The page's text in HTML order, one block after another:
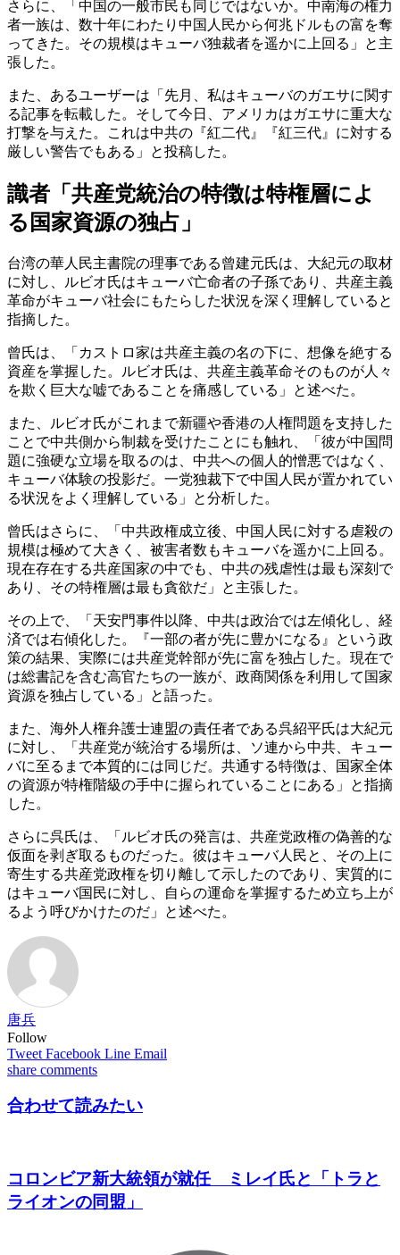
さらに、「中国の一般市民も同じではないか。中南海の権力
者一族は、数十年にわたり中国人民から何兆ドルもの富を奪
ってきた。その規模はキューバ独裁者を遥かに上回る」と主
張した。
また、あるユーザーは「先月、私はキューバのガエサに関す
る記事を転載した。そして今日、アメリカはガエサに重大な
打撃を与えた。これは中共の『紅二代』『紅三代』に対する
厳しい警告でもある」と投稿した。
識者「共産党統治の特徴は特権層によ
る国家資源の独占」
台湾の華人民主書院の理事である曾建元氏は、大紀元の取材
に対し、ルビオ氏はキューバ亡命者の子孫であり、共産主義
革命がキューバ社会にもたらした状況を深く理解していると
指摘した。
曾氏は、「カストロ家は共産主義の名の下に、想像を絶する
資産を掌握した。ルビオ氏は、共産主義革命そのものが人々
を欺く巨大な嘘であることを痛感している」と述べた。
また、ルビオ氏がこれまで新疆や香港の人権問題を支持した
ことで中共側から制裁を受けたことにも触れ、「彼が中国問
題に強硬な立場を取るのは、中共への個人的憎悪ではなく、
キューバ体験の投影だ。一党独裁下で中国人民が置かれてい
る状況をよく理解している」と分析した。
曾氏はさらに、「中共政権成立後、中国人民に対する虐殺の
規模は極めて大きく、被害者数もキューバを遥かに上回る。
現在存在する共産国家の中でも、中共の残虐性は最も深刻で
あり、その特権層は最も貪欲だ」と主張した。
その上で、「天安門事件以降、中共は政治では左傾化し、経
済では右傾化した。『一部の者が先に豊かになる』という政
策の結果、実際には共産党幹部が先に富を独占した。現在で
は総書記を含む高官たちの一族が、政商関係を利用して国家
資源を独占している」と語った。
また、海外人権弁護士連盟の責任者である呉紹平氏は大紀元
に対し、「共産党が統治する場所は、ソ連から中共、キュー
バに至るまで本質的には同じだ。共通する特徴は、国家全体
の資源が特権階級の手中に握られていることにある」と指摘
した。
さらに呉氏は、「ルビオ氏の発言は、共産党政権の偽善的な
仮面を剥ぎ取るものだった。彼はキューバ人民と、その上に
寄生する共産党政権を切り離して示したのであり、実質的に
はキューバ国民に対し、自らの運命を掌握するため立ち上が
るよう呼びかけたのだ」と述べた。
唐兵
Follow
Tweet Facebook Line Email
share comments
合わせて読みたい
コロンビア新大統領が就任 ミレイ氏と「トラと
ライオンの同盟」